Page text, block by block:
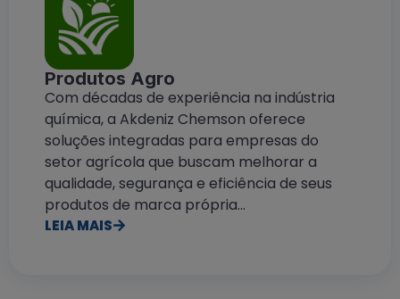
Produtos Agro
Com décadas de experiência na indústria
química, a Akdeniz Chemson oferece
soluções integradas para empresas do
setor agrícola que buscam melhorar a
qualidade, segurança e eficiência de seus
produtos de marca própria...
LEIA MAIS